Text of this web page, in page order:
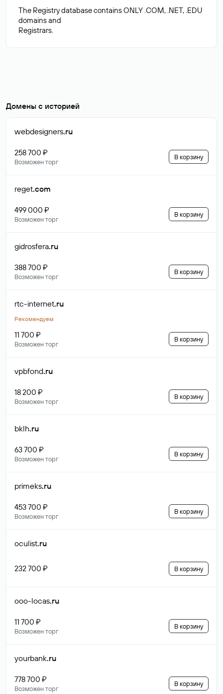
The Registry database contains ONLY .COM, .NET, .EDU
domains and
Домены с историей
webdesigners.ru
258 700 ₽
Возможен торг
В корзину
reget.com
499 000 ₽
Возможен торг
В корзину
gidrosfera.ru
388 700 ₽
Возможен торг
В корзину
rtc-internet.ru
Рекомендуем
11 700 ₽
Возможен торг
В корзину
vpbfond.ru
18 200 ₽
Возможен торг
В корзину
bklh.ru
63 700 ₽
Возможен торг
В корзину
primeks.ru
453 700 ₽
Возможен торг
В корзину
oculist.ru
232 700 ₽ В корзину
ooo-locas.ru
11 700 ₽
Возможен торг
В корзину
yourbank.ru
778 700 ₽
Возможен торг
В корзину